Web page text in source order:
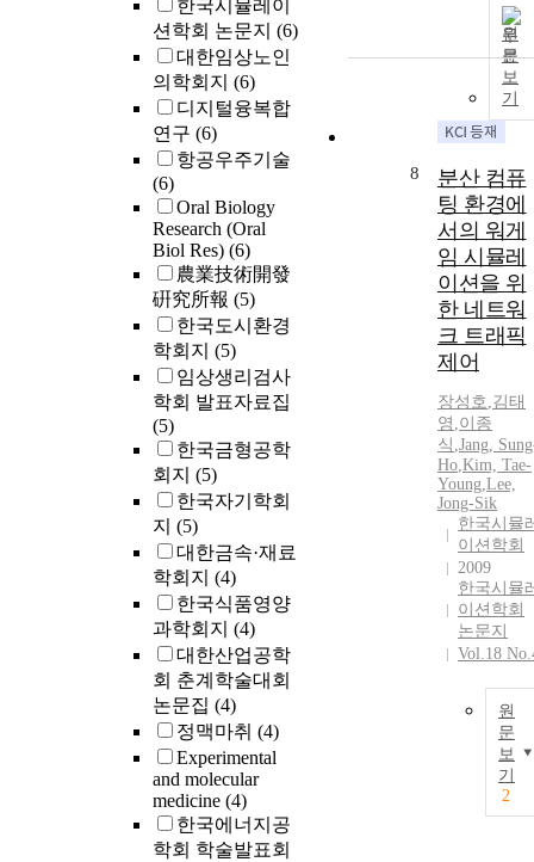
한국시뮬레이
션학회 논문지 (6)
대한임상노인
의학회지 (6)
디지털융복합
연구 (6)
항공우주기술
(6)
Oral Biology
Research (Oral
Biol Res) (6)
農業技術開發
硏究所報 (5)
한국도시환경
학회지 (5)
임상생리검사
학회 발표자료집
(5)
한국금형공학
회지 (5)
한국자기학회
지 (5)
대한금속·재료
학회지 (4)
한국식품영양
과학회지 (4)
대한산업공학
회 춘계학술대회
논문집 (4)
정맥마취 (4)
Experimental
and molecular
medicine (4)
한국에너지공
학회 학술발표회
원
문
보
기
8
분산 컴퓨
팅 환경에
서의 워게
임 시뮬레
이션을 위
한 네트워
크 트래픽
제어
장성호,김태
영 ,이종
식 ,Jang,
Ho,Kim, Tae-
Young,Lee,
Jong-Sik
한국시뮬
이션학회
2009
한국시뮬
이션학회
논문지
Vol.18
원
문
보
기
2